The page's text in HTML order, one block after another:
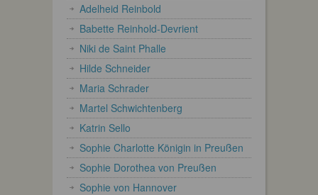
Adelheid Reinbold
Babette Reinhold-Devrient
Niki de Saint Phalle
Hilde Schneider
Maria Schrader
Martel Schwichtenberg
Katrin Sello
Sophie Charlotte Königin in Preußen
Sophie Dorothea von Preußen
Sophie von Hannover